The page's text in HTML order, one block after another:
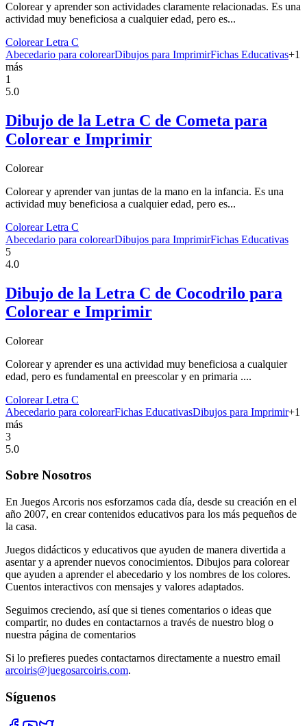
Colorear y aprender son actividades claramente relacionadas. Es una
actividad muy beneficiosa a cualquier edad, pero es...
Colorear Letra C
Abecedario para colorearDibujos para ImprimirFichas Educativas+1
más
1
5.0
Dibujo de la Letra C de Cometa para
Colorear e Imprimir
Colorear
Colorear y aprender van juntas de la mano en la infancia. Es una
actividad muy beneficiosa a cualquier edad, pero es...
Colorear Letra C
Abecedario para colorearDibujos para ImprimirFichas Educativas
5
4.0
Dibujo de la Letra C de Cocodrilo para
Colorear e Imprimir
Colorear
Colorear y aprender es una actividad muy beneficiosa a cualquier
edad, pero es fundamental en preescolar y en primaria ....
Colorear Letra C
Abecedario para colorearFichas EducativasDibujos para Imprimir+1
más
3
5.0
Sobre Nosotros
En Juegos Arcoris nos esforzamos cada día, desde su creación en el
año 2007, en crear contenidos educativos para los más pequeños de
la casa.
Juegos didácticos y educativos que ayuden de manera divertida a
asentar y a aprender nuevos conocimientos. Dibujos para colorear
que ayuden a aprender el abecedario y los nombres de los colores.
Cuentos interactivos con mensajes y valores adaptados.
Seguimos creciendo, así que si tienes comentarios o ideas que
compartir, no dudes en contactarnos a través de nuestro blog o
nuestra página de comentarios
Si lo prefieres puedes contactarnos directamente a nuestro email
arcoiris@juegosarcoiris.com.
Síguenos